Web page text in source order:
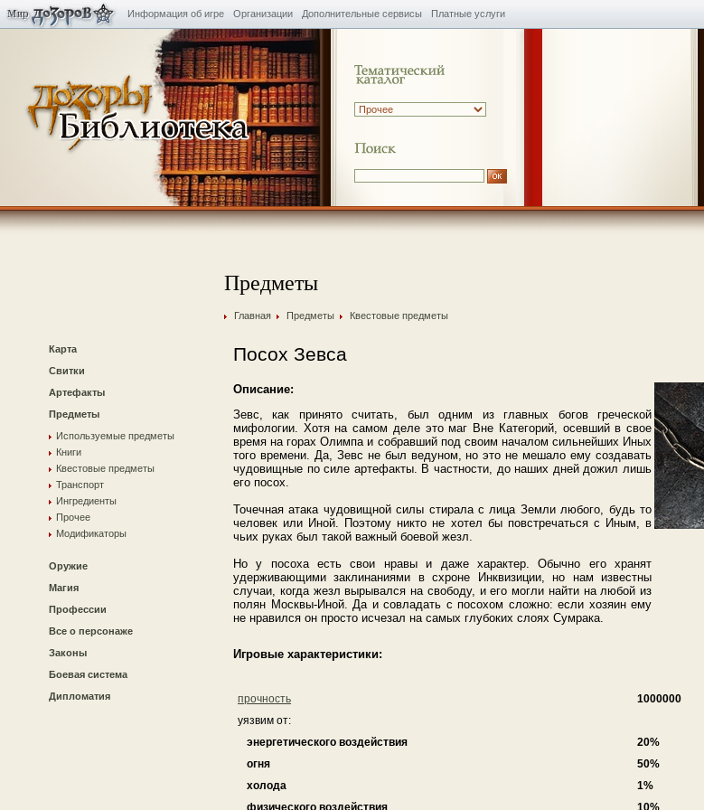
Информация об игре Организации Дополнительные сервисы Платные услуги
Карта
Свитки
Артефакты
Предметы
Используемые предметы
Книги
Квестовые предметы
Транспорт
Ингредиенты
Прочее
Модификаторы
Оружие
Магия
Профессии
Все о персонаже
Законы
Боевая система
Дипломатия
Предметы
Главная Предметы Квестовые предметы
Посох Зевса
Описание:
Зевс, как принято считать, был одним из главных богов греческой
мифологии. Хотя на самом деле это маг Вне Категорий, осевший в свое
время на горах Олимпа и собравший под своим началом сильнейших Иных
того времени. Да, Зевс не был ведуном, но это не мешало ему создавать
чудовищные по силе артефакты. В частности, до наших дней дожил лишь
его посох.
Точечная атака чудовищной силы стирала с лица Земли любого, будь то
человек или Иной. Поэтому никто не хотел бы повстречаться с Иным, в
чьих руках был такой важный боевой жезл.
Но у посоха есть свои нравы и даже характер. Обычно его хранят
удерживающими заклинаниями в схроне Инквизиции, но нам известны
случаи, когда жезл вырывался на свободу, и его могли найти на любой из
полян Москвы-Иной. Да и совладать с посохом сложно: если хозяин ему
не нравился он просто исчезал на самых глубоких слоях Сумрака.
Игровые характеристики:
прочность
1000000
уязвим от:
энергетического воздействия
20%
огня
50%
холода
1%
физического воздействия
10%